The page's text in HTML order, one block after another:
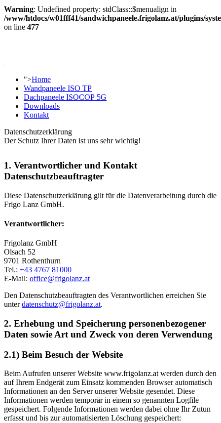
Warning: Undefined property: stdClass::$menualign in
/www/htdocs/w01fff41/sandwichpaneele.frigolanz.at/plugins/
on line 477
">Home
Wandpaneele ISO TP
Dachpaneele ISOCOP 5G
Downloads
Kontakt
Datenschutzerklärung
Der Schutz Ihrer Daten ist uns sehr wichtig!
1. Verantwortlicher und Kontakt
Datenschutzbeauftragter
Diese Datenschutzerklärung gilt für die Datenverarbeitung durch die
Frigo Lanz GmbH.
Verantwortlicher:
Frigolanz GmbH
Olsach 52
9701 Rothenthurn
Tel.: +43 4767 81000
E-Mail: office@frigolanz.at
Den Datenschutzbeauftragten des Verantwortlichen erreichen Sie
unterdatenschutz@frigolanz.at.
2. Erhebung und Speicherung personenbezogener
Daten sowie Art und Zweck von deren Verwendung
2.1) Beim Besuch der Website
Beim Aufrufen unserer Website www.frigolanz.at werden durch den
auf Ihrem Endgerät zum Einsatz kommenden Browser automatisch
Informationen an den Server unserer Website gesendet. Diese
Informationen werden temporär in einem so genannten Logfile
gespeichert. Folgende Informationen werden dabei ohne Ihr Zutun
erfasst und bis zur automatisierten Löschung gespeichert: